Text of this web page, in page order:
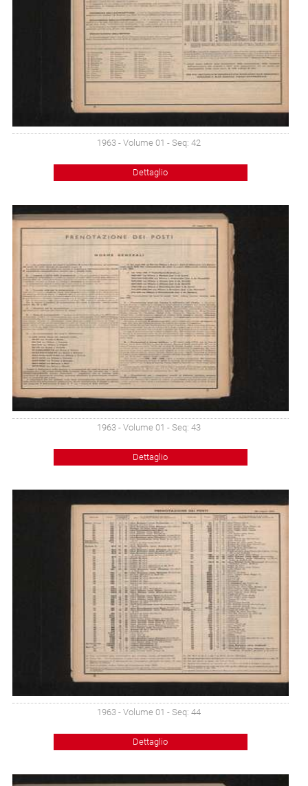
1963 - Volume 01 - Seq: 42
Dettaglio
1963 - Volume 01 - Seq: 43
Dettaglio
1963 - Volume 01 - Seq: 44
Dettaglio